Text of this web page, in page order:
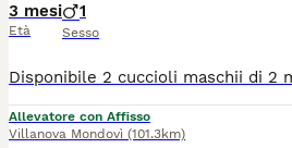
3 mesi
Età
1
Sesso
Allevatore con Affisso
Villanova Mondovì (101.3km)